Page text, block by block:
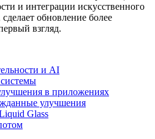
и интеграции искусственного
обновление более
взгляд.
и AI
в приложениях
улучшения
Glass